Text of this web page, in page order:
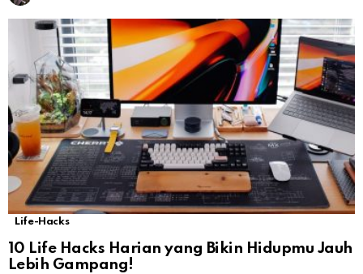
Life-Hacks
10 Life Hacks Harian yang Bikin Hidupmu Jauh
Lebih Gampang!